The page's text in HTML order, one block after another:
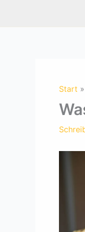
Start